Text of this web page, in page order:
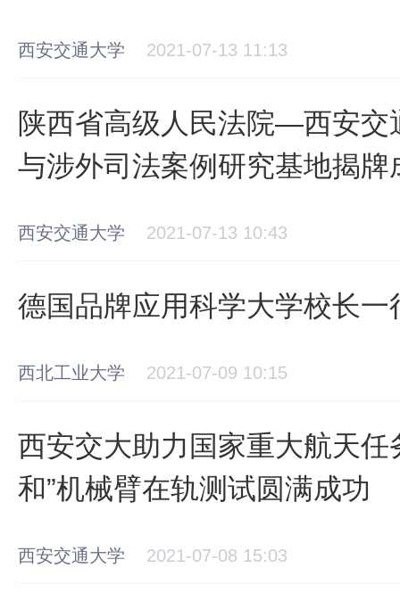
西安交通大学 2021-07-13 11:13
陕西省高级人民法院—西安交通大学
与涉外司法案例研究基地揭牌
西安交通大学 2021-07-13 10:43
德国品牌应用科学大学校长
西北工业大学 2021-07-09 10:15
西安交大助力国家重大航天任
和”机械臂在轨测试圆满成功
西安交通大学 2021-07-08 15:03